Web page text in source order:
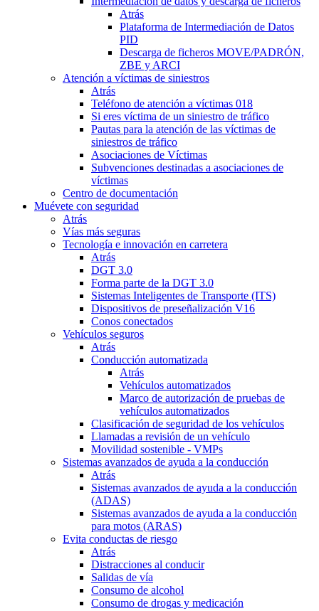
Atrás
Plataforma de Intermediación de Datos
PID
Descarga de ficheros MOVE/PADRÓN,
ZBE y ARCI
Atención a víctimas de siniestros
Atrás
Teléfono de atención a víctimas 018
Si eres víctima de un siniestro de tráfico
Pautas para la atención de las víctimas de
siniestros de tráfico
Asociaciones de Víctimas
Subvenciones destinadas a asociaciones de
víctimas
Centro de documentación
Muévete con seguridad
Atrás
Vías más seguras
Tecnología e innovación en carretera
Atrás
DGT 3.0
Forma parte de la DGT 3.0
Sistemas Inteligentes de Transporte (ITS)
Dispositivos de preseñalización V16
Conos conectados
Vehículos seguros
Atrás
Conducción automatizada
Atrás
Vehículos automatizados
Marco de autorización de pruebas de
vehículos automatizados
Clasificación de seguridad de los vehículos
Llamadas a revisión de un vehículo
Movilidad sostenible - VMPs
Sistemas avanzados de ayuda a la conducción
Atrás
Sistemas avanzados de ayuda a la conducción
(ADAS)
Sistemas avanzados de ayuda a la conducción
para motos (ARAS)
Evita conductas de riesgo
Atrás
Distracciones al conducir
Salidas de vía
Consumo de alcohol
Consumo de drogas y medicación